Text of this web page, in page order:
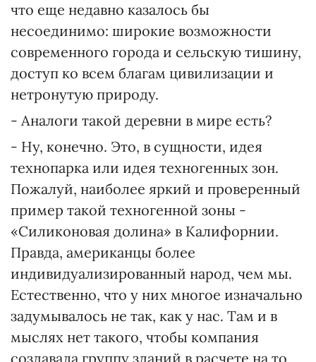
что еще недавно казалось бы
несоединимо: широкие возможности
современного города и сельскую тишину,
доступ ко всем благам цивилизации и
нетронутую природу.
- Аналоги такой деревни в мире есть?
- Ну, конечно. Это, в сущности, идея
технопарка или идея техногенных зон.
Пожалуй, наиболее яркий и проверенный
пример такой техногенной зоны -
«Силиконовая долина» в Калифорнии.
Правда, американцы более
индивидуализированный народ, чем мы.
Естественно, что у них многое изначально
задумывалось не так, как у нас. Там и в
мыслях нет такого, чтобы компания
создавала группу зданий в расчете на то,